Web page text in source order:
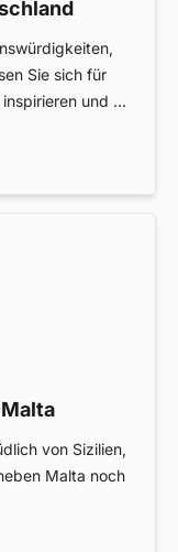
Sie sich für
inspirieren und …
von Sizilien,
Malta noch